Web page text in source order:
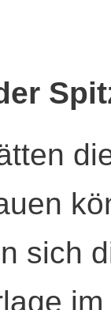
sich